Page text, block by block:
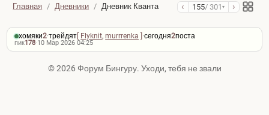
Главная / Дневники / Дневник Кванта ‹ 155/ 301 ▾ ›
хомяки2·трейдят Flyknit,murrrenka ·сегодня2поста
пик178·10 Мар 2026 04:25
© 2026 Форум Бингуру. Уходи, тебя не звали